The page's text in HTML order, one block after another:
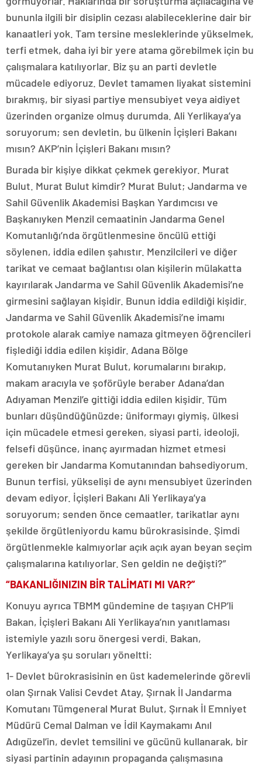
bununla ilgili bir disiplin cezası alabileceklerine dair bir
kanaatleri yok. Tam tersine mesleklerinde yükselmek,
terfi etmek, daha iyi bir yere atama görebilmek için bu
çalışmalara katılıyorlar. Biz şu an parti devletle
mücadele ediyoruz. Devlet tamamen liyakat sistemini
bırakmış, bir siyasi partiye mensubiyet veya aidiyet
üzerinden organize olmuş durumda. Ali Yerlikaya’ya
soruyorum; sen devletin, bu ülkenin İçişleri Bakanı
mısın? AKP’nin İçişleri Bakanı mısın?
Burada bir kişiye dikkat çekmek gerekiyor. Murat
Bulut. Murat Bulut kimdir? Murat Bulut; Jandarma ve
Sahil Güvenlik Akademisi Başkan Yardımcısı ve
Başkanıyken Menzil cemaatinin Jandarma Genel
Komutanlığı’nda örgütlenmesine öncülü ettiği
söylenen, iddia edilen şahıstır. Menzilcileri ve diğer
tarikat ve cemaat bağlantısı olan kişilerin mülakatta
kayırılarak Jandarma ve Sahil Güvenlik Akademisi’ne
girmesini sağlayan kişidir. Bunun iddia edildiği kişidir.
Jandarma ve Sahil Güvenlik Akademisi’ne imamı
protokole alarak camiye namaza gitmeyen öğrencileri
fişlediği iddia edilen kişidir. Adana Bölge
Komutanıyken Murat Bulut, korumalarını bırakıp,
makam aracıyla ve şoförüyle beraber Adana’dan
Adıyaman Menzil’e gittiği iddia edilen kişidir. Tüm
bunları düşündüğünüzde; üniformayı giymiş, ülkesi
için mücadele etmesi gereken, siyasi parti, ideoloji,
felsefi düşünce, inanç ayırmadan hizmet etmesi
gereken bir Jandarma Komutanından bahsediyorum.
Bunun terfisi, yükselişi de aynı mensubiyet üzerinden
devam ediyor. İçişleri Bakanı Ali Yerlikaya’ya
soruyorum; senden önce cemaatler, tarikatlar aynı
şekilde örgütleniyordu kamu bürokrasisinde. Şimdi
örgütlenmekle kalmıyorlar açık açık ayan beyan seçim
çalışmalarına katılıyorlar. Sen geldin ne değişti?”
“BAKANLIĞINIZIN BİR TALİMATI MI VAR?”
Konuyu ayrıca TBMM gündemine de taşıyan CHP’li
Bakan, İçişleri Bakanı Ali Yerlikaya’nın yanıtlaması
istemiyle yazılı soru önergesi verdi. Bakan,
Yerlikaya’ya şu soruları yöneltti:
1- Devlet bürokrasisinin en üst kademelerinde görevli
olan Şırnak Valisi Cevdet Atay, Şırnak İl Jandarma
Komutanı Tümgeneral Murat Bulut, Şırnak İl Emniyet
Müdürü Cemal Dalman ve İdil Kaymakamı Anıl
Adıgüzel’in, devlet temsilini ve gücünü kullanarak, bir
siyasi partinin adayının propaganda çalışmasına